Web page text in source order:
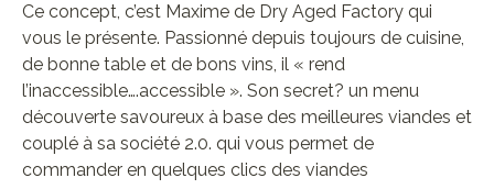
Ce concept, c’est Maxime de Dry Aged Factory qui
vous le présente. Passionné depuis toujours de cuisine,
de bonne table et de bons vins, il « rend
l’inaccessible….accessible ». Son secret? un menu
découverte savoureux à base des meilleures viandes et
couplé à sa société 2.0. qui vous permet de
commander en quelques clics des viandes